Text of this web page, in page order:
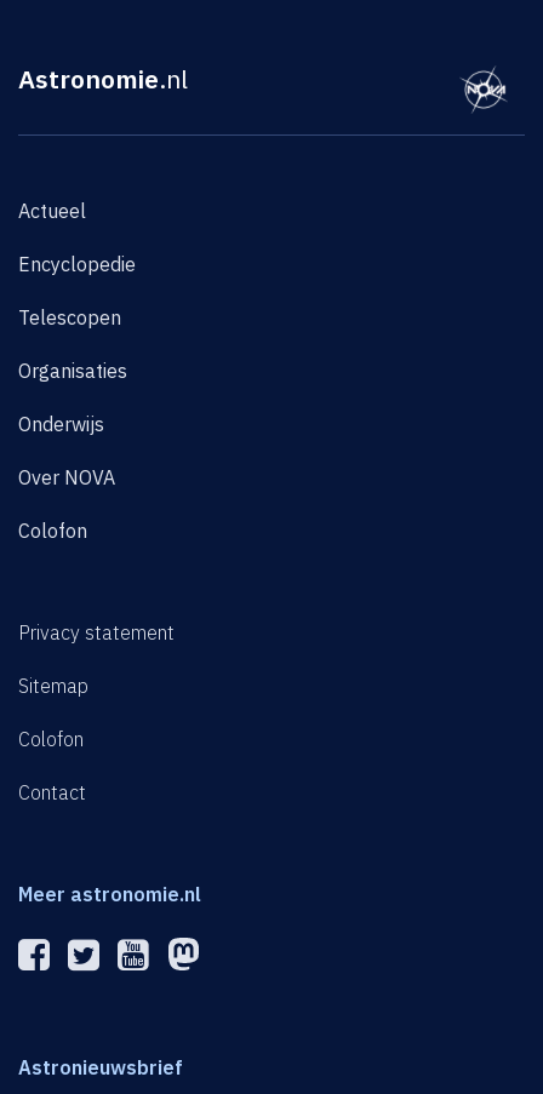
Astronomie.nl
Actueel
Encyclopedie
Telescopen
Organisaties
Onderwijs
Over NOVA
Colofon
Privacy statement
Sitemap
Colofon
Contact
Meer astronomie.nl
Astronieuwsbrief